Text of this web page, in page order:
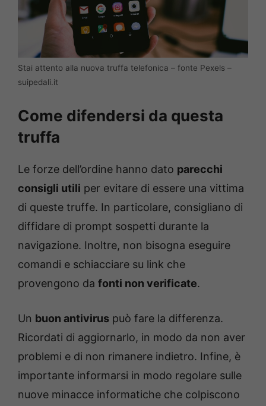
Stai attento alla nuova truffa telefonica – fonte Pexels –
suipedali.it
Come difendersi da questa
truffa
Le forze dell’ordine hanno dato parecchi
consigli utili per evitare di essere una vittima
di queste truffe. In particolare, consigliano di
diffidare di prompt sospetti durante la
navigazione. Inoltre, non bisogna eseguire
comandi e schiacciare su link che
provengono da fonti non verificate.
Un buon antivirus può fare la differenza.
Ricordati di aggiornarlo, in modo da non aver
problemi e di non rimanere indietro. Infine, è
importante informarsi in modo regolare sulle
nuove minacce informatiche che colpiscono